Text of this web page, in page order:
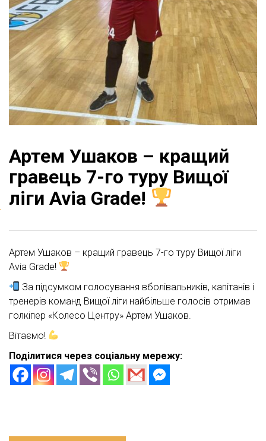
Артем Ушаков – кращий
гравець 7-го туру Вищої
ліги Avia Grade!
Артем Ушаков – кращий гравець 7-го туру Вищої ліги
Avia Grade!
За підсумком голосування вболівальників, капітанів і
тренерів команд Вищої ліги найбільше голосів отримав
голкіпер «Колесо Центру» Артем Ушаков.
Вітаємо!
Поділитися через соціальну мережу: